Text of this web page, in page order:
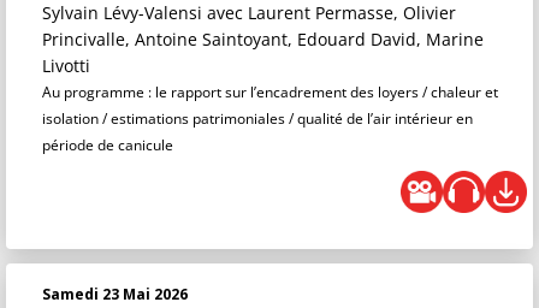
Sylvain Lévy-Valensi avec Laurent Permasse, Olivier
Princivalle, Antoine Saintoyant, Edouard David, Marine
Livotti
Au programme : le rapport sur l’encadrement des loyers / chaleur et
isolation / estimations patrimoniales / qualité de l’air intérieur en
période de canicule
Samedi 23 Mai 2026